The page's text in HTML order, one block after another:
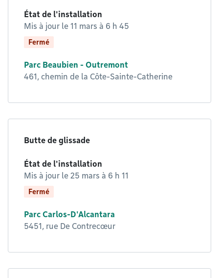
État de l'installation
Mis à jour le 11 mars à 6 h 45
Fermé
Parc Beaubien - Outremont
461, chemin de la Côte-Sainte-Catherine
Butte de glissade
État de l'installation
Mis à jour le 25 mars à 6 h 11
Fermé
Parc Carlos-D'Alcantara
5451, rue De Contrecœur